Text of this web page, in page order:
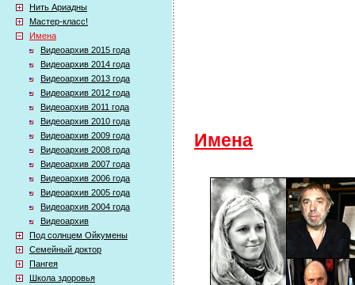
Нить Ариадны
Мастер-класс!
Имена
Видеоархив 2015 года
Видеоархив 2014 года
Видеоархив 2013 года
Видеоархив 2012 года
Видеоархив 2011 года
Видеоархив 2010 года
Видеоархив 2009 года
Видеоархив 2008 года
Видеоархив 2007 года
Видеоархив 2006 года
Видеоархив 2005 года
Видеоархив 2004 года
Видеоархив
Под солнцем Ойкумены
Семейный доктор
Пангея
Школа здоровья
Имена